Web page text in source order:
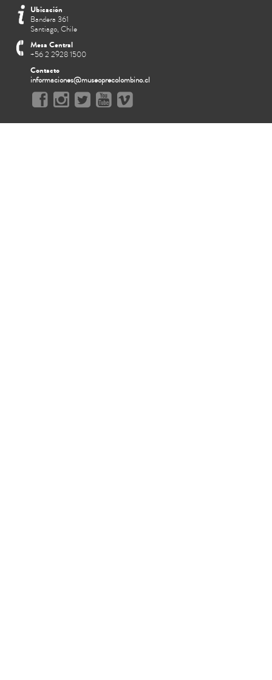
Ubicación
Bandera 361
Santiago, Chile
Mesa Central
+56 2 2928 1500
Contacto
informaciones@museoprecolombino.cl